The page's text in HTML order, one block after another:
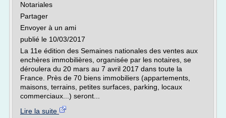
Notariales
Partager
Envoyer à un ami
publié le 10/03/2017
La 11e édition des Semaines nationales des ventes aux
enchères immobilières, organisée par les notaires, se
déroulera du 20 mars au 7 avril 2017 dans toute la
France. Près de 70 biens immobiliers (appartements,
maisons, terrains, petites surfaces, parking, locaux
commerciaux...) seront...
Lire la suite